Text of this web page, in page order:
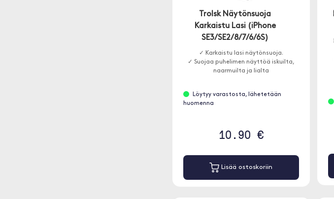
Trolsk Näytönsuoja
Karkaistu Lasi (iPhone
SE3/SE2/8/7/6/6S)
✓ Karkaistu lasi näytönsuoja.
✓ Suojaa puhelimen näyttöä iskuilta,
naarmuilta ja lialta
Löytyy varastosta, lähetetään
huomenna
10.90 €
Lisää ostoskoriin